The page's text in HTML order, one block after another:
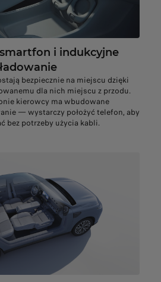
i indukcyjne
ładowanie
bezpiecznie na miejscu dzięki
dla nich miejscu z przodu.
kierowcy ma wbudowane
— wystarczy położyć telefon, aby
bez potrzeby użycia kabli.